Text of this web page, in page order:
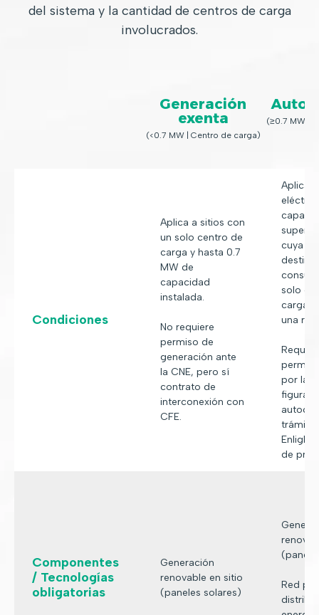
del sistema y la cantidad de centros de carga
involucrados.
Generación
exenta
(<0.7 MW | Centro de carga)
(≥0.7 MW |
Condiciones
Aplica a sitios con
un solo centro de
carga y hasta 0.7
MW de
capacidad
instalada.
No requiere
permiso de
generación ante
la CNE, pero sí
contrato de
interconexión con
CFE.
Aplica
cuya
destina
solo
carga,
una
por la
figura
trámite
Enlight
de
Componentes
/ Tecnologías
obligatorias
Generación
renovable en sitio
(paneles solares)
Red